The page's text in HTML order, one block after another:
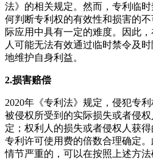
法》的相关规定。然而，专利临
何判断专利权的有效性和损害的
际应用中具有一定的难度。因此
人可能无法有效通过临时禁令及
地维护自身利益。
2.损害赔偿
2020年《专利法》规定，侵犯专
被侵权所受到的实际损失或者侵
定；权利人的损失或者侵权人获
专利许可使用费的倍数合理确定
情节严重的，可以在按照上述方